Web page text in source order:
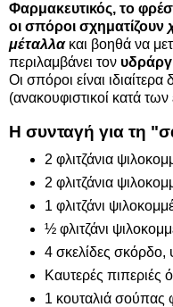
Φαρμακευτικός, το
οι σπόροι σχηματίζουν
μέταλλακαι βοηθά να
περιλαμβάνει τον
Οι σπόροι είναι ιδιαίτερα
(ανακουφιστικοί κατά
Η συνταγή για τη
2 φλιτζάνια
2 φλιτζάνια
1 φλιτζάνι
½ φλιτζάνι
4 σκελίδες σκόρδο,
Καυτερές πιπεριές
1 κουταλιά σούπας